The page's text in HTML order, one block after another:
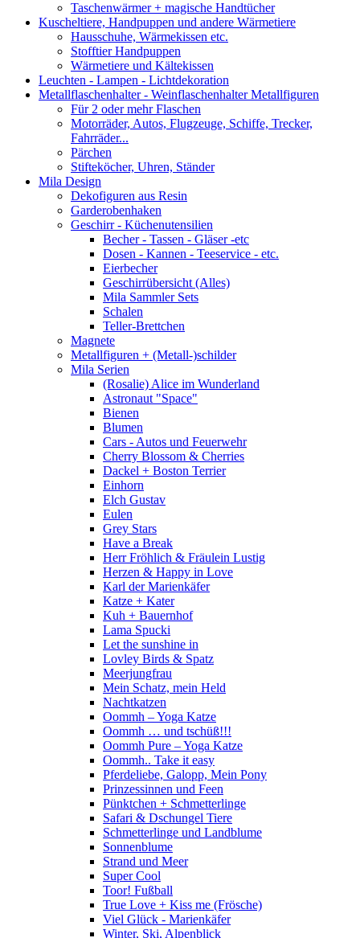
Taschenwärmer + magische Handtücher
Kuscheltiere, Handpuppen und andere Wärmetiere
Hausschuhe, Wärmekissen etc.
Stofftier Handpuppen
Wärmetiere und Kältekissen
Leuchten - Lampen - Lichtdekoration
Metallflaschenhalter - Weinflaschenhalter Metallfiguren
Für 2 oder mehr Flaschen
Motorräder, Autos, Flugzeuge, Schiffe, Trecker,
Fahrräder...
Pärchen
Stifteköcher, Uhren, Ständer
Mila Design
Dekofiguren aus Resin
Garderobenhaken
Geschirr - Küchenutensilien
Becher - Tassen - Gläser -etc
Dosen - Kannen - Teeservice - etc.
Eierbecher
Geschirrübersicht (Alles)
Mila Sammler Sets
Schalen
Teller-Brettchen
Magnete
Metallfiguren + (Metall-)schilder
Mila Serien
(Rosalie) Alice im Wunderland
Astronaut "Space"
Bienen
Blumen
Cars - Autos und Feuerwehr
Cherry Blossom & Cherries
Dackel + Boston Terrier
Einhorn
Elch Gustav
Eulen
Grey Stars
Have a Break
Herr Fröhlich & Fräulein Lustig
Herzen & Happy in Love
Karl der Marienkäfer
Katze + Kater
Kuh + Bauernhof
Lama Spucki
Let the sunshine in
Lovley Birds & Spatz
Meerjungfrau
Mein Schatz, mein Held
Nachtkatzen
Oommh – Yoga Katze
Oommh … und tschüß!!!
Oommh Pure – Yoga Katze
Oommh.. Take it easy
Pferdeliebe, Galopp, Mein Pony
Prinzessinnen und Feen
Pünktchen + Schmetterlinge
Safari & Dschungel Tiere
Schmetterlinge und Landblume
Sonnenblume
Strand und Meer
Super Cool
Toor! Fußball
True Love + Kiss me (Frösche)
Viel Glück - Marienkäfer
Winter, Ski, Alpenblick